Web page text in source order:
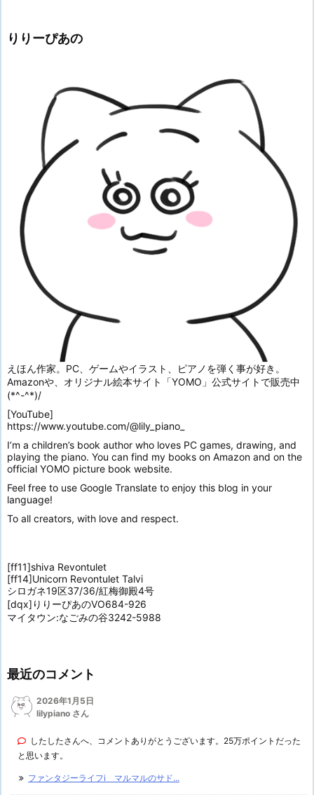
りりーぴあの
えほん作家。PC、ゲームやイラスト、ピアノを弾く事が好き。
Amazonや、オリジナル絵本サイト「YOMO」公式サイトで販売中
(*^-^*)/
[YouTube]
https://www.youtube.com/@lily_piano_
I’m a children’s book author who loves PC games, drawing, and
playing the piano. You can find my books on Amazon and on the
official YOMO picture book website.
Feel free to use Google Translate to enjoy this blog in your
language!
To all creators, with love and respect.
[ff11]shiva Revontulet
[ff14]Unicorn Revontulet Talvi
シロガネ19区37/36/紅梅御殿4号
[dqx]りりーぴあのVO684-926
マイタウン:なごみの谷3242-5988
最近のコメント
2026年1月5日
lilypiano さん
したしたさんへ、コメントありがとうございます。25万ポイントだった
と思います。
ファンタジーライフi マルマルのサド...